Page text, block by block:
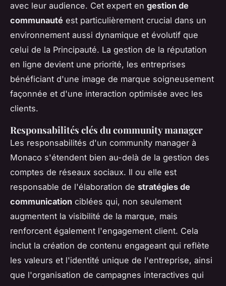
avec leur audience. Cet expert en gestion de
communauté est particulièrement crucial dans un
environnement aussi dynamique et évolutif que
celui de la Principauté. La gestion de la réputation
en ligne devient une priorité, les entreprises
bénéficiant d'une image de marque soigneusement
façonnée et d'une interaction optimisée avec les
clients.
Responsabilités clés du community manager
Les responsabilités d'un community manager à
Monaco s'étendent bien au-delà de la gestion des
comptes de réseaux sociaux. Il ou elle est
responsable de l'élaboration de stratégies de
communication ciblées qui, non seulement
augmentent la visibilité de la marque, mais
renforcent également l'engagement client. Cela
inclut la création de contenu engageant qui reflète
les valeurs et l'identité unique de l'entreprise, ainsi
que l'organisation de campagnes interactives qui